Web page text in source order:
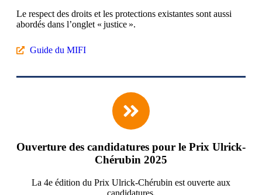
Le respect des droits et les protections existantes sont aussi
abordés dans l’onglet « justice ».
Guide du MIFI
Ouverture des candidatures pour le Prix Ulrick-
Chérubin 2025
La 4e édition du Prix Ulrick-Chérubin est ouverte aux
candidatures.